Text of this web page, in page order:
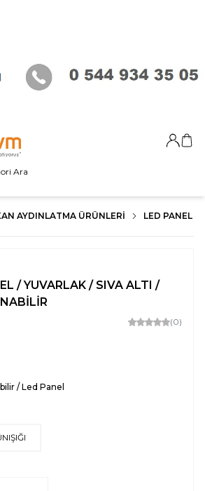
Giriş
AYDINLATMA ÜRÜNLERI LED PANEL
/ YUVARLAK / SIVA ALTI /
(0)
/ Led Panel